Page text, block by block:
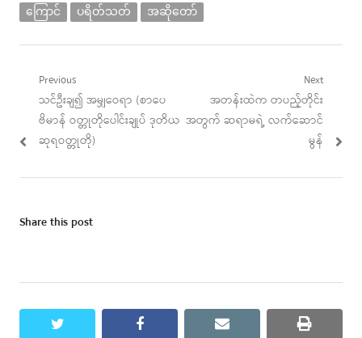
ကြောင် ပရိတ်သတ် အဆိုတော်
Post
navigation
Previous
Previous
post:
သင်ဦးချ၍ အမျှဝေရာ (စာပေ
ဗိမာန် ဝတ္တုတိုပေါင်းချုပ် ဒုတိယ
ဆုရဝတ္တုတို)
Next
Next
post:
အတန်းထဲက တပည့်တိုင်း
အတွက် ဆရာမရဲ့ လက်ဆောင်
မွန်
Share this post
twitter facebook email print